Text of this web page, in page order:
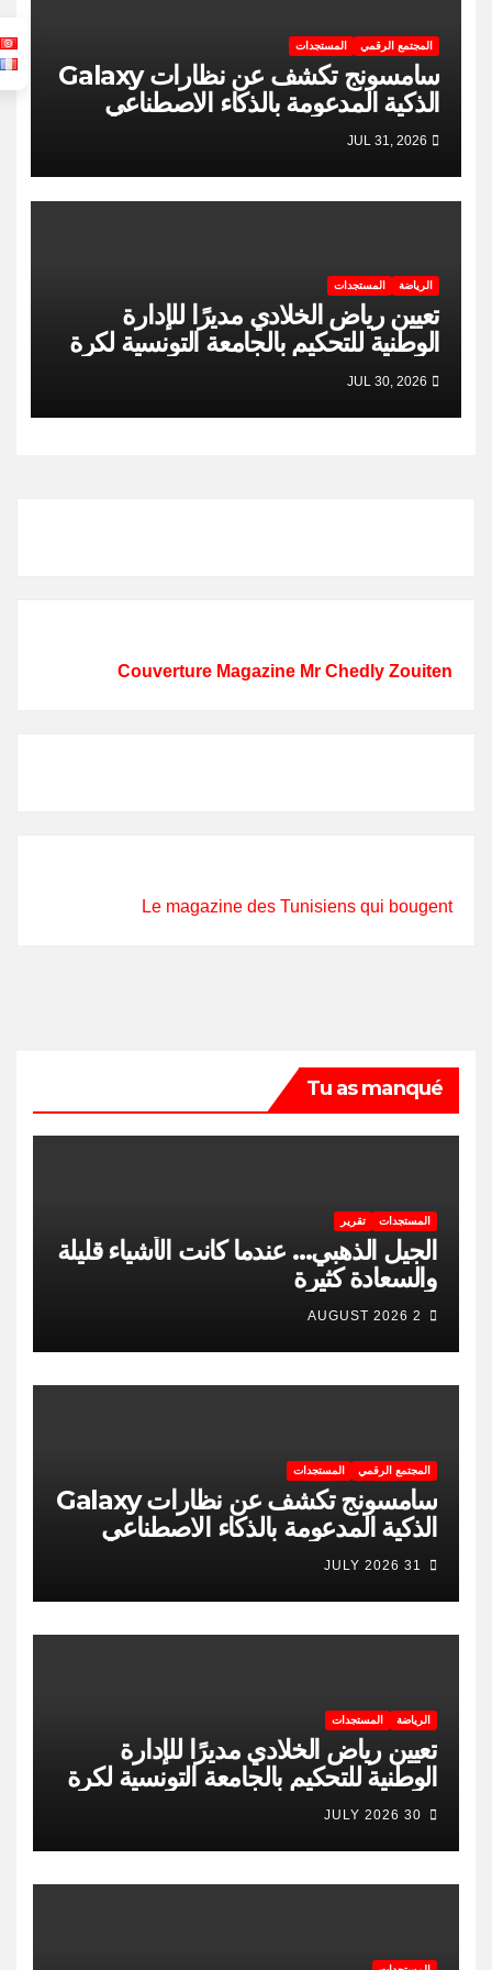
المجتمع الرقمي المستجدات
سامسونج تكشف عن نظارات Galaxy
الذكية المدعومة بالذكاء الاصطناعي
JUL 31, 2026
الرياضة المستجدات
تعيين رياض الخلادي مديرًا للإدارة
الوطنية للتحكيم بالجامعة التونسية لكرة
السلة
JUL 30, 2026
Couverture Magazine Mr Chedly Zouiten
Le magazine des Tunisiens qui bougent
Tu as manqué
المستجدات تقرير
الجيل الذهبي… عندما كانت الأشياء قليلة
والسعادة كثيرة
2 AUGUST 2026
المجتمع الرقمي المستجدات
سامسونج تكشف عن نظارات Galaxy
الذكية المدعومة بالذكاء الاصطناعي
31 JULY 2026
الرياضة المستجدات
تعيين رياض الخلادي مديرًا للإدارة
الوطنية للتحكيم بالجامعة التونسية لكرة
السلة
30 JULY 2026